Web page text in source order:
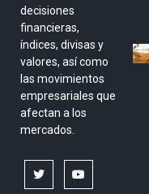
decisiones
financieras,
índices, divisas y
valores, así como
las movimientos
empresariales que
afectan a los
mercados.
twitter